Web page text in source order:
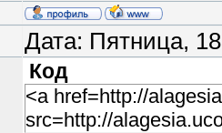
Дата: Пятница,
Код
<a href=http://
src=http://